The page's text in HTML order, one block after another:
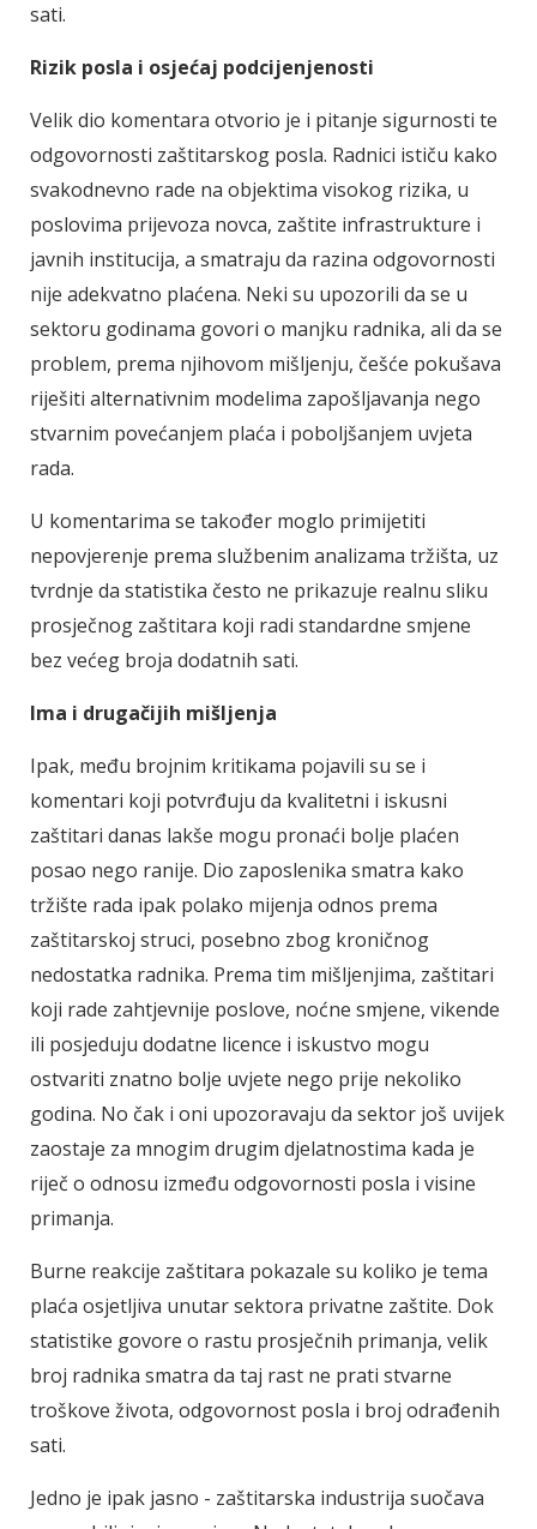
sati.
Rizik posla i osjećaj podcijenjenosti
Velik dio komentara otvorio je i pitanje sigurnosti te
odgovornosti zaštitarskog posla. Radnici ističu kako
svakodnevno rade na objektima visokog rizika, u
poslovima prijevoza novca, zaštite infrastrukture i
javnih institucija, a smatraju da razina odgovornosti
nije adekvatno plaćena. Neki su upozorili da se u
sektoru godinama govori o manjku radnika, ali da se
problem, prema njihovom mišljenju, češće pokušava
riješiti alternativnim modelima zapošljavanja nego
stvarnim povećanjem plaća i poboljšanjem uvjeta
rada.
U komentarima se također moglo primijetiti
nepovjerenje prema službenim analizama tržišta, uz
tvrdnje da statistika često ne prikazuje realnu sliku
prosječnog zaštitara koji radi standardne smjene
bez većeg broja dodatnih sati.
Ima i drugačijih mišljenja
Ipak, među brojnim kritikama pojavili su se i
komentari koji potvrđuju da kvalitetni i iskusni
zaštitari danas lakše mogu pronaći bolje plaćen
posao nego ranije. Dio zaposlenika smatra kako
tržište rada ipak polako mijenja odnos prema
zaštitarskoj struci, posebno zbog kroničnog
nedostatka radnika. Prema tim mišljenjima, zaštitari
koji rade zahtjevnije poslove, noćne smjene, vikende
ili posjeduju dodatne licence i iskustvo mogu
ostvariti znatno bolje uvjete nego prije nekoliko
godina. No čak i oni upozoravaju da sektor još uvijek
zaostaje za mnogim drugim djelatnostima kada je
riječ o odnosu između odgovornosti posla i visine
primanja.
Burne reakcije zaštitara pokazale su koliko je tema
plaća osjetljiva unutar sektora privatne zaštite. Dok
statistike govore o rastu prosječnih primanja, velik
broj radnika smatra da taj rast ne prati stvarne
troškove života, odgovornost posla i broj odrađenih
sati.
Jedno je ipak jasno - zaštitarska industrija suočava